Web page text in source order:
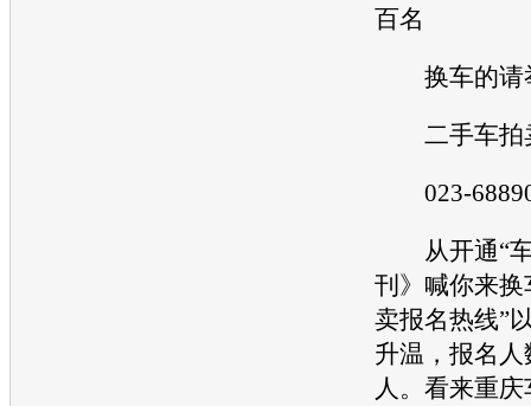
百名
换车的请
二手车拍
023-
从开通“车
刊》喊你来换
卖报名热线”
升温，报名
人。看来重